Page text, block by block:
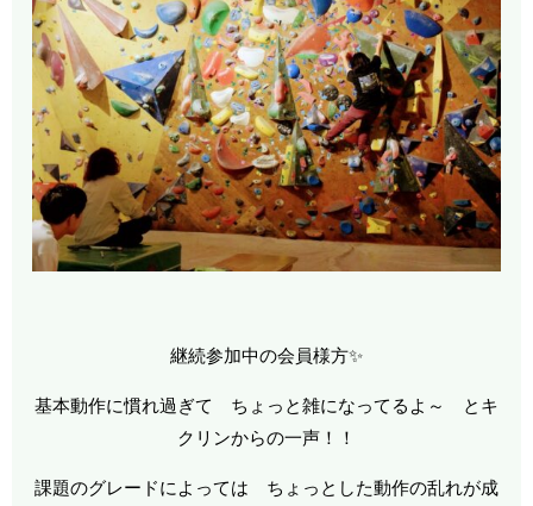
継続参加中の会員様方✨
基本動作に慣れ過ぎて ちょっと雑になってるよ～ とキ
クリンからの一声！！
課題のグレードによっては ちょっとした動作の乱れが成